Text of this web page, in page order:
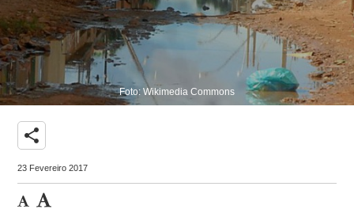
Foto: Wikimedia Commons
share
23 Fevereiro 2017